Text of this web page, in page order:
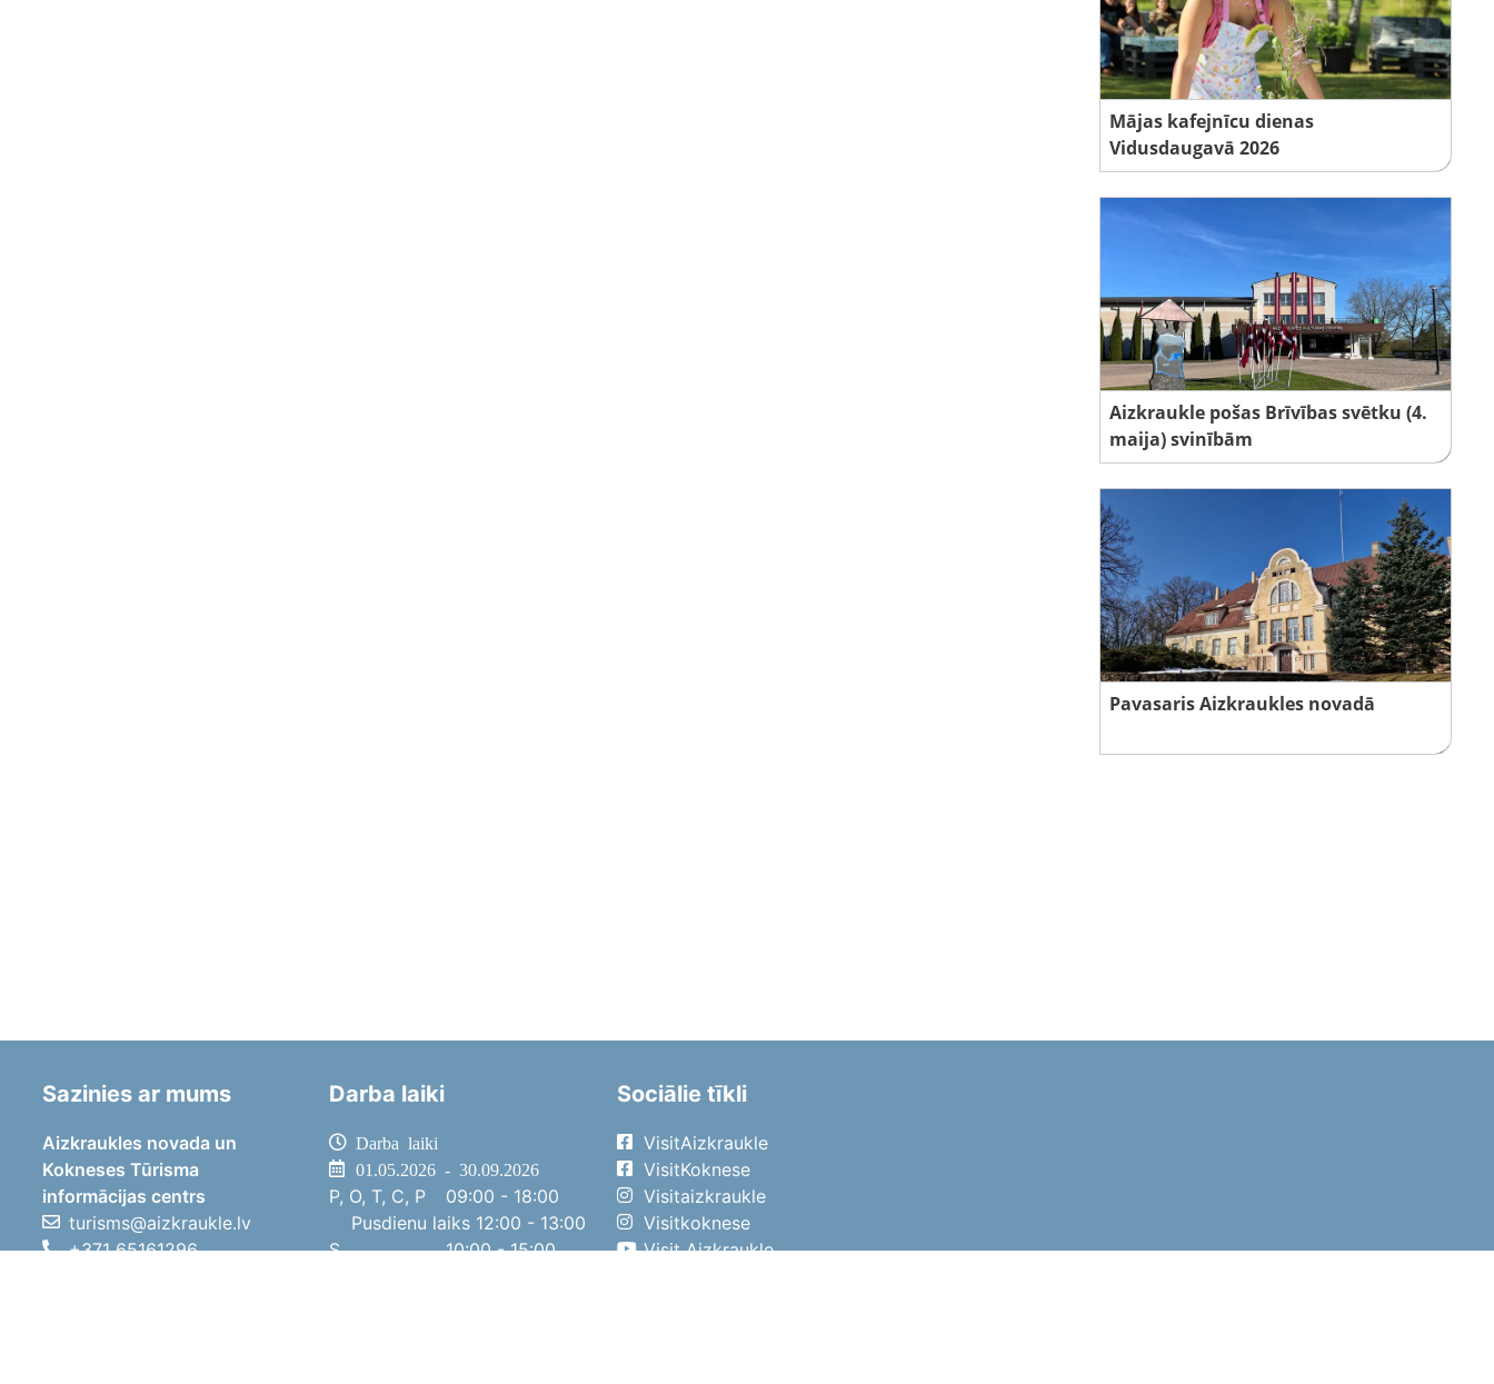
Mājas kafejnīcu dienas
Vidusdaugavā 2026
Aizkraukle pošas Brīvības svētku (4.
maija) svinībām
Pavasaris Aizkraukles novadā
Sazinies ar mums
Aizkraukles novada un
Kokneses Tūrisma
informācijas centrs
turisms@aizkraukle.lv
+371 65161296
Darba laiki
Darba laiki
01.05.2026 - 30.09.2026
P, O, T, C, P
09:00 - 18:00
Pusdienu laiks 12:00 - 13:00
S
10:00 - 15:00
Sociālie tīkli
VisitAizkraukle
VisitKoknese
Visitaizkraukle
Visitkoknese
Visit Aizkraukle